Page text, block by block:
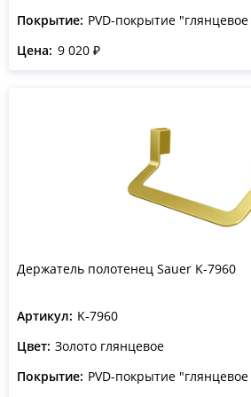
Покрытие: PVD-покрытие "глянцевое
Цена: 9 020 ₽
Держатель полотенец Sauer K-7960
Артикул: K-7960
Цвет: Золото глянцевое
Покрытие: PVD-покрытие "глянцевое